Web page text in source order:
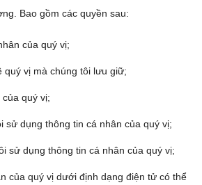
Bao gồm các quyền sau:
của quý vị;
quý vị mà chúng tôi lưu giữ;
quý vị;
sử dụng thông tin cá nhân của quý vị;
sử dụng thông tin cá nhân của quý vị;
của quý vị dưới định dạng điện tử có thể